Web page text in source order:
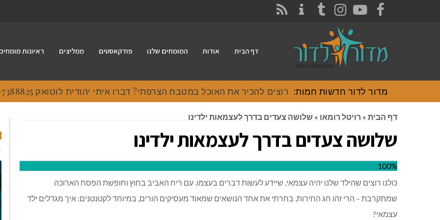
FACEBOOK
YOUTUBE
INSTAGRAM
TUMBLR
דף הבית אודות המומחים שלנו פודקאסטים ממליצים ראיונות
מדור לדור חדשות חמות: רוצים להכיר את האוכל במטבח הצרפתי? דברו איתי יהודית לוטואק 054-7388825.
דף הבית » רויטל רומאו » שלושה צעדים בדרך לעצמאות ילדינו
שלושה צעדים בדרך לעצמאות ילדינו
100%
כולנו רוצים שהילד שלנו יהיה עצמאי, שיידע לעשות דברים בעצמו. עם ריח האביב בחוץ וחופשת הפסח הארוכה
שמתקרבת – הרי זהו חג החירות, בחרתי את אחד הנושאים שמאוד מעסיקים הורים, במיוחד לקטנטנים: איך מגדלים ילד
עצמאי?